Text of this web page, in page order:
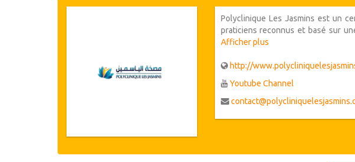
Polyclinique Les Jasmins est un
praticiens reconnus et basé sur
offre un soutien complet dans
soins intensifs pédiatriques -
Chirurgie et chirurgie
exploration du sommeil -
équipé de la dernière technologie
Afficher plus
http://
Youtube Channel